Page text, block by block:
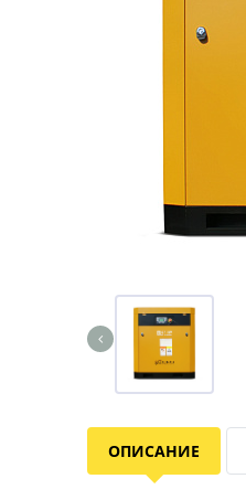
ОПИСАНИЕ